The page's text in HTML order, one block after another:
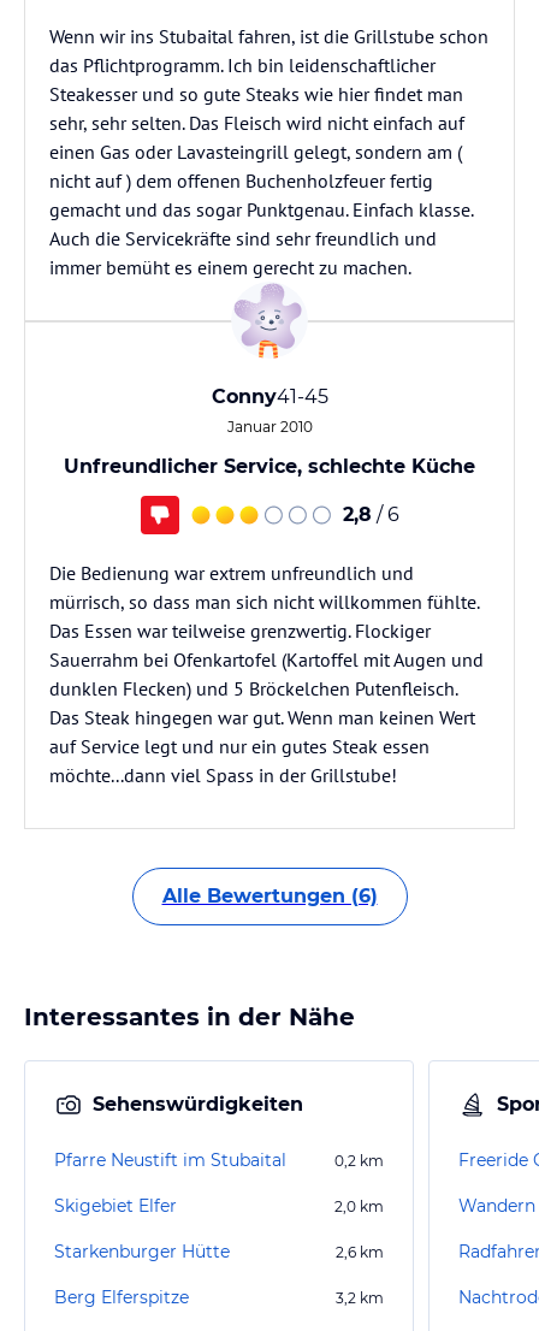
Wenn wir ins Stubaital fahren, ist die Grillstube schon
das Pflichtprogramm. Ich bin leidenschaftlicher
Steakesser und so gute Steaks wie hier findet man
sehr, sehr selten. Das Fleisch wird nicht einfach auf
einen Gas oder Lavasteingrill gelegt, sondern am (
nicht auf ) dem offenen Buchenholzfeuer fertig
gemacht und das sogar Punktgenau. Einfach klasse.
Auch die Servicekräfte sind sehr freundlich und
immer bemüht es einem gerecht zu machen.
Conny41-45
Januar 2010
Unfreundlicher Service, schlechte Küche
2,8 / 6
Die Bedienung war extrem unfreundlich und
mürrisch, so dass man sich nicht willkommen fühlte.
Das Essen war teilweise grenzwertig. Flockiger
Sauerrahm bei Ofenkartofel (Kartoffel mit Augen und
dunklen Flecken) und 5 Bröckelchen Putenfleisch.
Das Steak hingegen war gut. Wenn man keinen Wert
auf Service legt und nur ein gutes Steak essen
möchte...dann viel Spass in der Grillstube!
Alle Bewertungen (6)
Interessantes in der Nähe
Sehenswürdigkeiten
Pfarre Neustift im Stubaital 0,2 km
Skigebiet Elfer 2,0 km
Starkenburger Hütte 2,6 km
Berg Elferspitze 3,2 km
Freeride